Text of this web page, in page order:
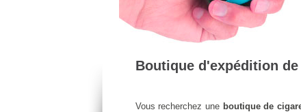
Boutique d'expédition
Vous recherchez une boutique de